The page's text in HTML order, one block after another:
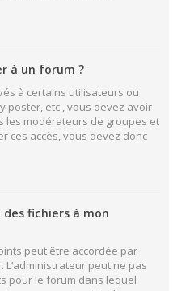
à un forum ?
à certains utilisateurs ou
poster, etc., vous devez avoir
les modérateurs de groupes et
ces accès, vous devez donc
fichiers à mon
peut être accordée par
peut ne pas
pour le forum dans lequel